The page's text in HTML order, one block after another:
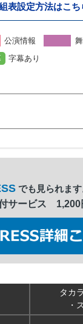
表設定方法はこち
公演情報
字幕あり
でも見られます
サービス 1,200
タカ
・